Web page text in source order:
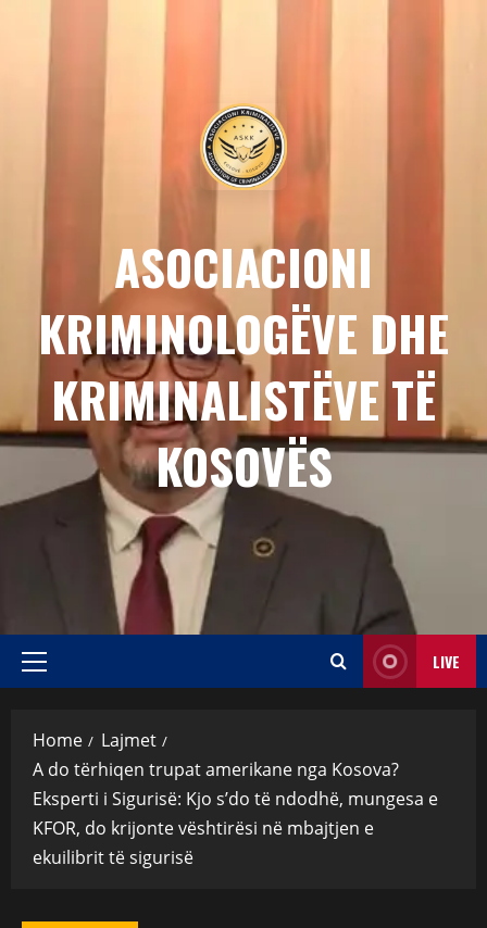
ASOCIACIONI
KRIMINOLOGËVE DHE
KRIMINALISTËVE TË
KOSOVËS
LIVE
Home
Lajmet
A do tërhiqen trupat amerikane nga Kosova?
Eksperti i Sigurisë: Kjo s’do të ndodhë, mungesa e
KFOR, do krijonte vështirësi në mbajtjen e
ekuilibrit të sigurisë